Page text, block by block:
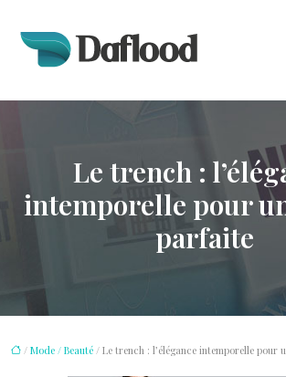
Le trench :
intemporelle pour
parfaite
/ Mode / Beauté / Le trench : l’élégance intemporelle pour